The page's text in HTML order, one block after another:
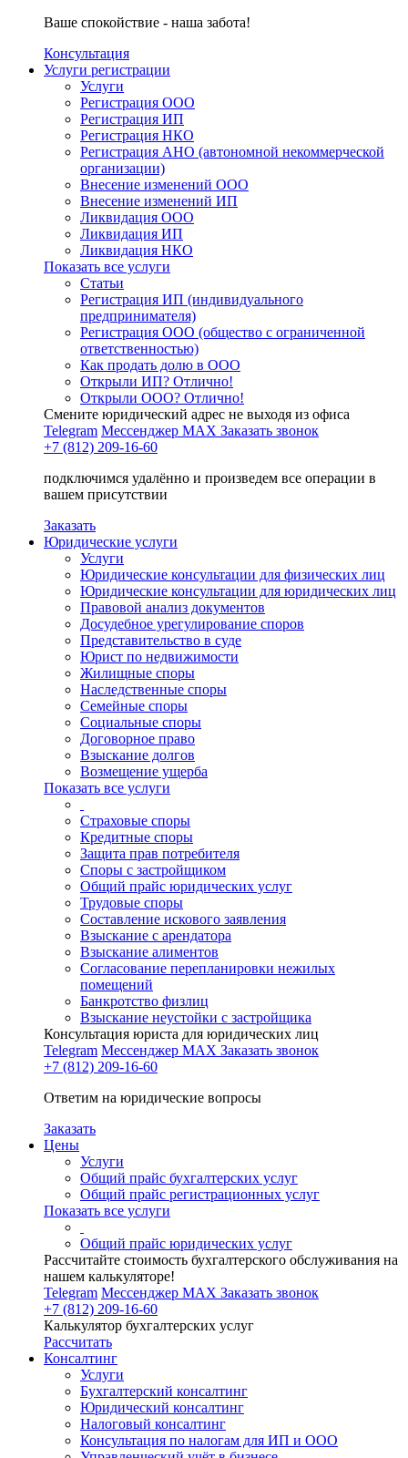
Ваше спокойствие - наша забота!
Консультация
Услуги регистрации
Услуги
Регистрация ООО
Регистрация ИП
Регистрация НКО
Регистрация АНО (автономной некоммерческой
организации)
Внесение изменений ООО
Внесение изменений ИП
Ликвидация ООО
Ликвидация ИП
Ликвидация НКО
Показать все услуги
Статьи
Регистрация ИП (индивидуального
предпринимателя)
Регистрация ООО (общество с ограниченной
ответственностью)
Как продать долю в ООО
Открыли ИП? Отлично!
Открыли ООО? Отлично!
Смените юридический адрес не выходя из офиса
Telegram Мессенджер MAX Заказать звонок
+7 (812) 209-16-60
подключимся удалённо и произведем все операции в
вашем присутствии
Заказать
Юридические услуги
Услуги
Юридические консультации для физических лиц
Юридические консультации для юридических лиц
Правовой анализ документов
Досудебное урегулирование споров
Представительство в суде
Юрист по недвижимости
Жилищные споры
Наследственные споры
Семейные споры
Социальные споры
Договорное право
Взыскание долгов
Возмещение ущерба
Показать все услуги
Страховые споры
Кредитные споры
Защита прав потребителя
Споры с застройщиком
Общий прайс юридических услуг
Трудовые споры
Составление искового заявления
Взыскание с арендатора
Взыскание алиментов
Cогласование перепланировки нежилых
помещений
Банкротство физлиц
Взыскание неустойки с застройщика
Консультация юриста для юридических лиц
Telegram Мессенджер MAX Заказать звонок
+7 (812) 209-16-60
Ответим на юридические вопросы
Заказать
Цены
Услуги
Общий прайс бухгалтерских услуг
Общий прайс регистрационных услуг
Показать все услуги
Общий прайс юридических услуг
Рассчитайте стоимость бухгалтерского обслуживания на
нашем калькуляторе!
Telegram Мессенджер MAX Заказать звонок
+7 (812) 209-16-60
Калькулятор бухгалтерских услуг
Рассчитать
Консалтинг
Услуги
Бухгалтерский консалтинг
Юридический консалтинг
Налоговый консалтинг
Консультация по налогам для ИП и ООО